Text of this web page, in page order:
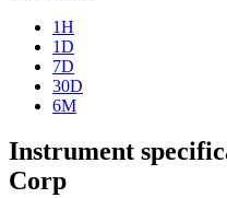
1H
1D
7D
30D
6M
Instrument
Corp